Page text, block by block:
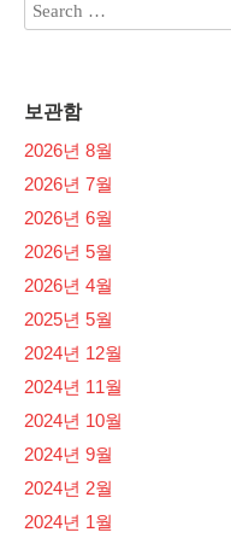
보관함
2026년 8월
2026년 7월
2026년 6월
2026년 5월
2026년 4월
2025년 5월
2024년 12월
2024년 11월
2024년 10월
2024년 9월
2024년 2월
2024년 1월